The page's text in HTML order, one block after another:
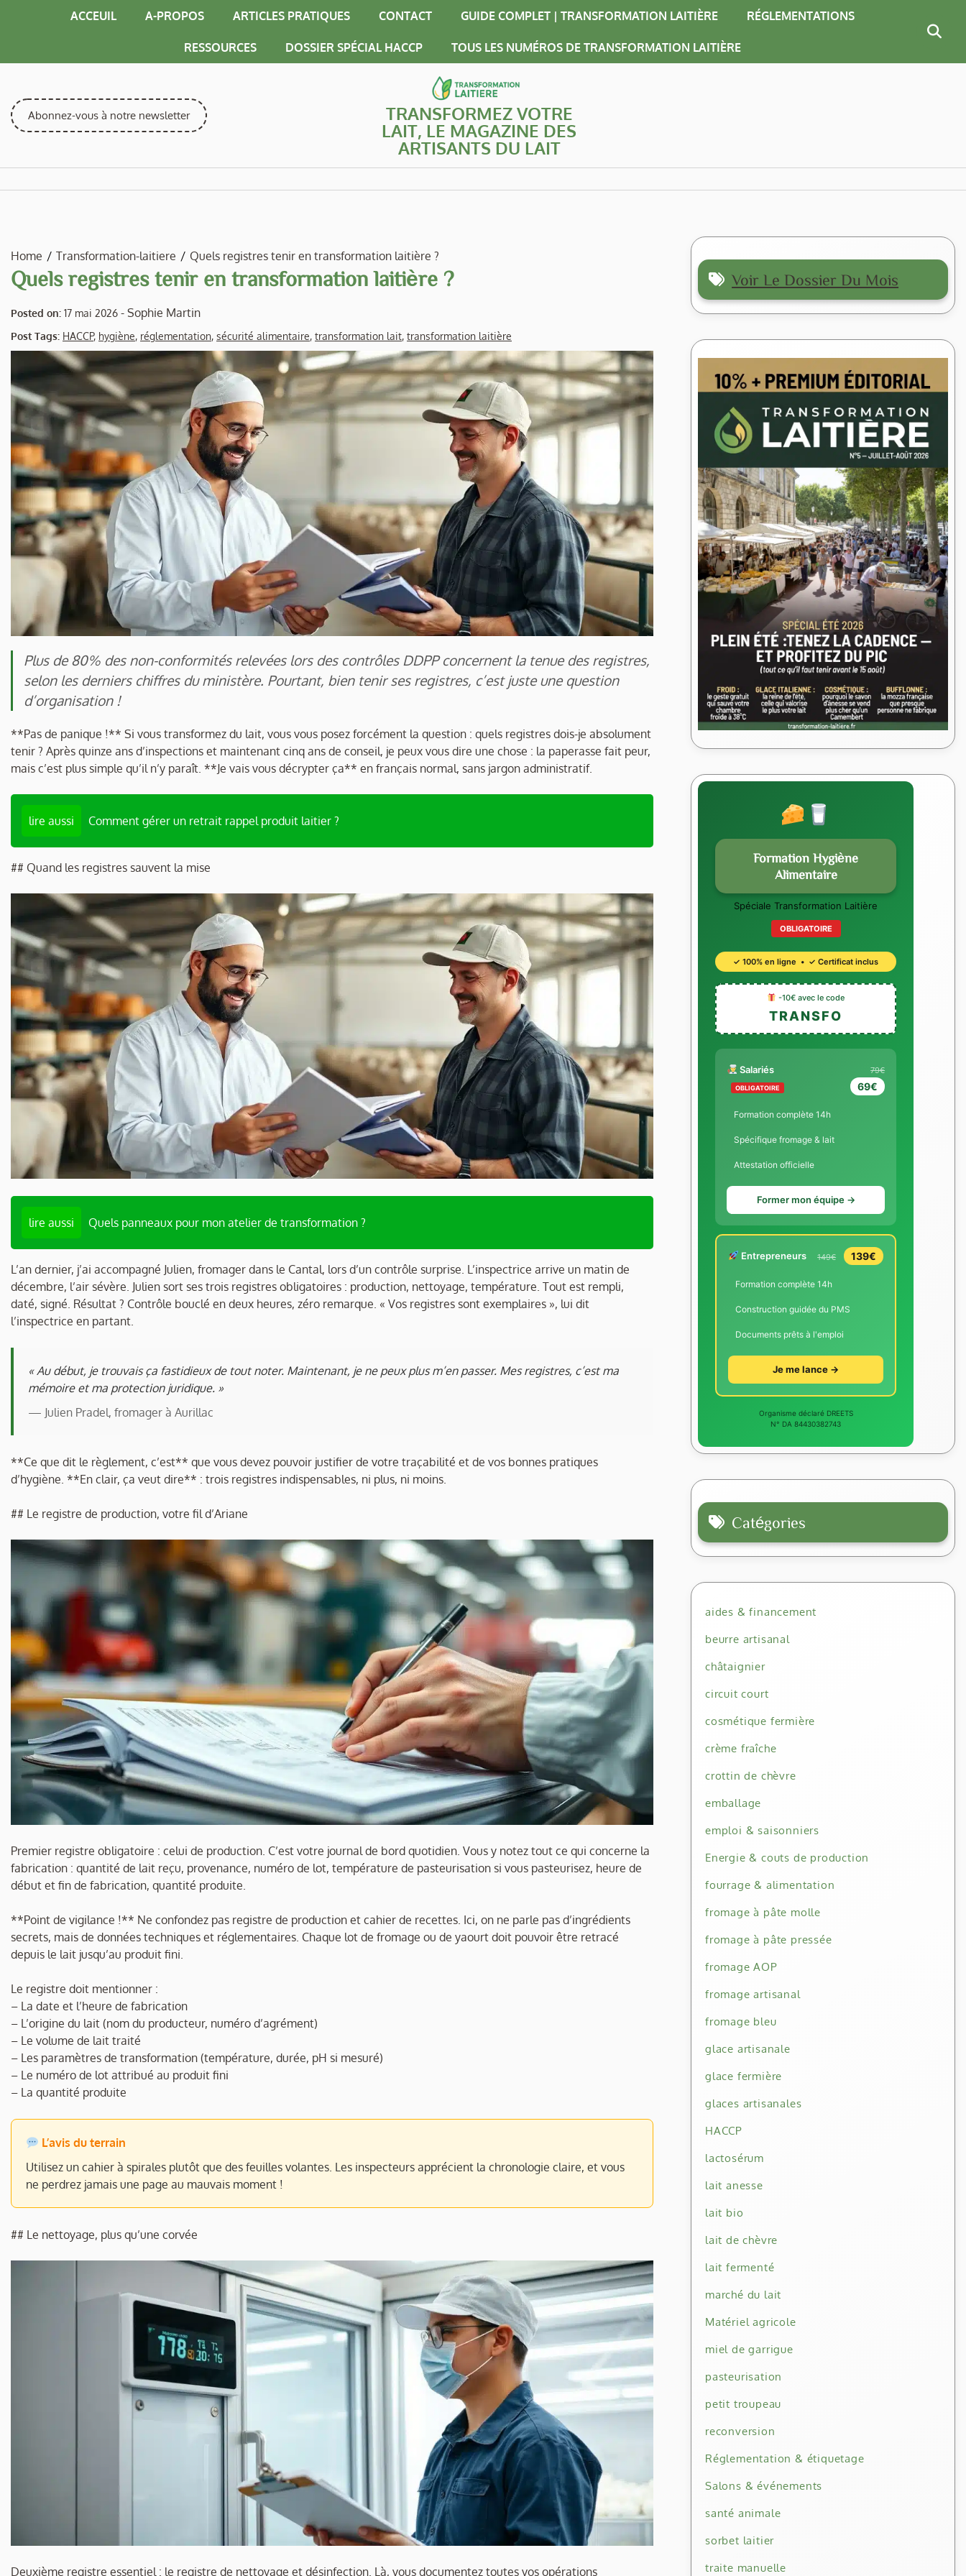
ACCEUIL A-PROPOS ARTICLES PRATIQUES CONTACT GUIDE COMPLET | TRANSFORMATION LAITIÈRE RÉGLEMENTATIONS
RESSOURCES DOSSIER SPÉCIAL HACCP TOUS LES NUMÉROS DE TRANSFORMATION LAITIÈRE
Abonnez-vous à notre newsletter TRANSFORMEZ VOTRE
LAIT, LE MAGAZINE DES
ARTISANTS DU LAIT
Home Transformation-laitiere Quels registres tenir en transformation laitière ?
Quels registres tenir en transformation laitière ?
Posted on: 17 mai 2026 - Sophie Martin
Post Tags: HACCP, hygiène, réglementation, sécurité alimentaire, transformation lait, transformation laitière
Plus de 80% des non-conformités relevées lors des contrôles DDPP concernent la tenue des registres,
selon les derniers chiffres du ministère. Pourtant, bien tenir ses registres, c’est juste une question
d’organisation !
**Pas de panique !** Si vous transformez du lait, vous vous posez forcément la question : quels registres dois-je absolument
tenir ? Après quinze ans d’inspections et maintenant cinq ans de conseil, je peux vous dire une chose : la paperasse fait peur,
mais c’est plus simple qu’il n’y paraît. **Je vais vous décrypter ça** en français normal, sans jargon administratif.
lire aussi Comment gérer un retrait rappel produit laitier ?
## Quand les registres sauvent la mise
lire aussi Quels panneaux pour mon atelier de transformation ?
L’an dernier, j’ai accompagné Julien, fromager dans le Cantal, lors d’un contrôle surprise. L’inspectrice arrive un matin de
décembre, l’air sévère. Julien sort ses trois registres obligatoires : production, nettoyage, température. Tout est rempli,
daté, signé. Résultat ? Contrôle bouclé en deux heures, zéro remarque. « Vos registres sont exemplaires », lui dit
l’inspectrice en partant.
« Au début, je trouvais ça fastidieux de tout noter. Maintenant, je ne peux plus m’en passer. Mes registres, c’est ma
mémoire et ma protection juridique. »
— Julien Pradel, fromager à Aurillac
**Ce que dit le règlement, c’est** que vous devez pouvoir justifier de votre traçabilité et de vos bonnes pratiques
d’hygiène. **En clair, ça veut dire** : trois registres indispensables, ni plus, ni moins.
## Le registre de production, votre fil d’Ariane
Premier registre obligatoire : celui de production. C’est votre journal de bord quotidien. Vous y notez tout ce qui concerne la
fabrication : quantité de lait reçu, provenance, numéro de lot, température de pasteurisation si vous pasteurisez, heure de
début et fin de fabrication, quantité produite.
**Point de vigilance !** Ne confondez pas registre de production et cahier de recettes. Ici, on ne parle pas d’ingrédients
secrets, mais de données techniques et réglementaires. Chaque lot de fromage ou de yaourt doit pouvoir être retracé
depuis le lait jusqu’au produit fini.
Le registre doit mentionner :
– La date et l’heure de fabrication
– L’origine du lait (nom du producteur, numéro d’agrément)
– Le volume de lait traité
– Les paramètres de transformation (température, durée, pH si mesuré)
– Le numéro de lot attribué au produit fini
– La quantité produite
L’avis du terrain
Utilisez un cahier à spirales plutôt que des feuilles volantes. Les inspecteurs apprécient la chronologie claire, et vous
ne perdrez jamais une page au mauvais moment !
## Le nettoyage, plus qu’une corvée
Deuxième registre essentiel : le registre de nettoyage et désinfection. Là, vous documentez toutes vos opérations
Voir Le Dossier Du Mois
Formation Hygiène
Alimentaire
Spéciale Transformation Laitière
OBLIGATOIRE
✓ 100% en ligne • ✓ Certificat inclus
-10€ avec le code
TRANSFO
Salariés
OBLIGATOIRE
79€
69€
Formation complète 14h
Spécifique fromage & lait
Attestation officielle
Former mon équipe →
Entrepreneurs 149€ 139€
Formation complète 14h
Construction guidée du PMS
Documents prêts à l'emploi
Je me lance →
Organisme déclaré DREETS
N° DA 84430382743
Catégories
aides & financement
beurre artisanal
châtaignier
circuit court
cosmétique fermière
crème fraîche
crottin de chèvre
emballage
emploi & saisonniers
Energie & couts de production
fourrage & alimentation
fromage à pâte molle
fromage à pâte pressée
fromage AOP
fromage artisanal
fromage bleu
glace artisanale
glace fermière
glaces artisanales
HACCP
lactosérum
lait anesse
lait bio
lait de chèvre
lait fermenté
marché du lait
Matériel agricole
miel de garrigue
pasteurisation
petit troupeau
reconversion
Réglementation & étiquetage
Salons & événements
santé animale
sorbet laitier
traite manuelle